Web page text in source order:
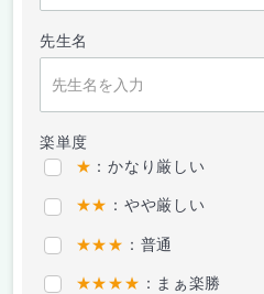
先生名
楽単度
★ ：かなり厳しい
★★ ：やや厳しい
★★★ ：普通
★★★★ ：まぁ楽勝